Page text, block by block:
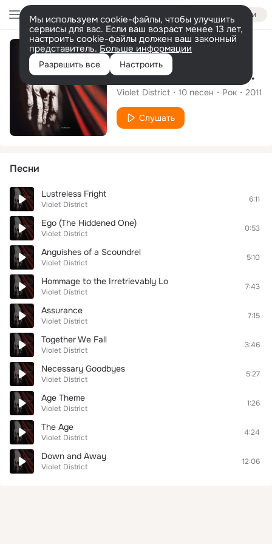
Войти
Мы используем cookie-файлы, чтобы улучшить
сервисы для вас. Если ваш возраст менее 13 лет,
настроить cookie-файлы должен ваш законный
представитель. Больше информации
Разрешить все Настроить
Альбом
Terminal Breath (Remastered Versions)
Violet District 10 песен Рок 2011
Слушать
Песни
Lustreless Fright
Violet District
6:11
Ego (The Hiddened One)
Violet District
0:53
Anguishes of a Scoundrel
Violet District
5:10
Hommage to the Irretrievably Lo
Violet District
7:43
Assurance
Violet District
7:15
Together We Fall
Violet District
3:46
Necessary Goodbyes
Violet District
5:27
Age Theme
Violet District
1:26
The Age
Violet District
4:24
Down and Away
Violet District
12:06